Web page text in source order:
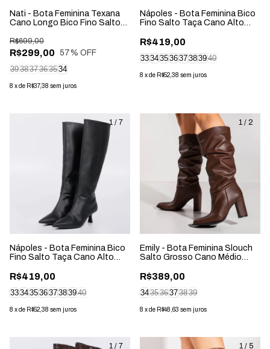
Nati - Bota Feminina Texana
Cano Longo Bico Fino Salto
R$299,00
R$699,00
57% OFF
393837363534
8 xde R$37,38 sem juros
Nápoles - Bota Feminina Bico
Fino Salto Taça Cano Alto
R$419,00
3334353637383940
8 xde R$52,38 sem juros
1 / 7
Nápoles - Bota Feminina Bico
Fino Salto Taça Cano Alto
R$419,00
3334353637383940
8 xde R$52,38 sem juros
1 / 2
Emily - Bota Feminina Slouch
Salto Grosso Cano Médio
R$389,00
343536373839
8 xde R$48,63 sem juros
1 / 7 1 / 5